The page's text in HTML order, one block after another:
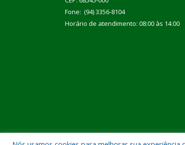
Fone: (94) 3356-8104
Horário de atendimento: 08:00 às 14:00